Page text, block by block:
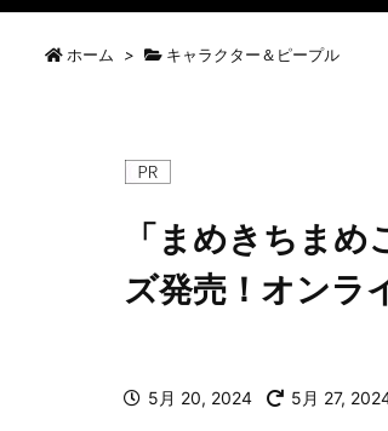
ホーム > キャラクター＆ピープル
「まめきちま
ズ発売！オンラ
5月 20, 2024 5月 27,